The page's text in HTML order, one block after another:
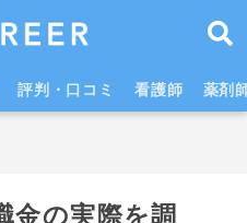
いての真相を検証！
評判・口コミ 看護師 薬剤
金の実際を調